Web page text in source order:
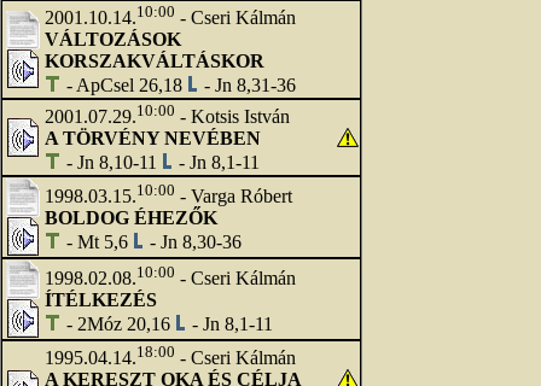
2001.10.14.10:00 - Cseri Kálmán
VÁLTOZÁSOK
KORSZAKVÁLTÁSKOR
- ApCsel 26,18
- Jn 8,31-36
2001.07.29.10:00 - Kotsis István
A TÖRVÉNY NEVÉBEN
- Jn 8,10-11
- Jn 8,1-11
1998.03.15.10:00 - Varga Róbert
BOLDOG ÉHEZŐK
- Mt 5,6
- Jn 8,30-36
1998.02.08.10:00 - Cseri Kálmán
ÍTÉLKEZÉS
- 2Móz 20,16
- Jn 8,1-11
1995.04.14.18:00 - Cseri Kálmán
A KERESZT OKA ÉS CÉLJA